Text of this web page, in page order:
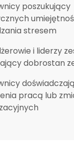
poszukujący
stresem
i liderzy
dobrostan
pracą lub